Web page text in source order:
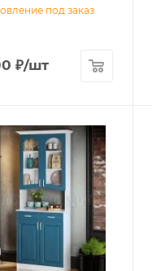
под заказ
₽/шт